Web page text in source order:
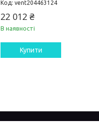
vent204463124
22 012 ₴
В наявності
Купити